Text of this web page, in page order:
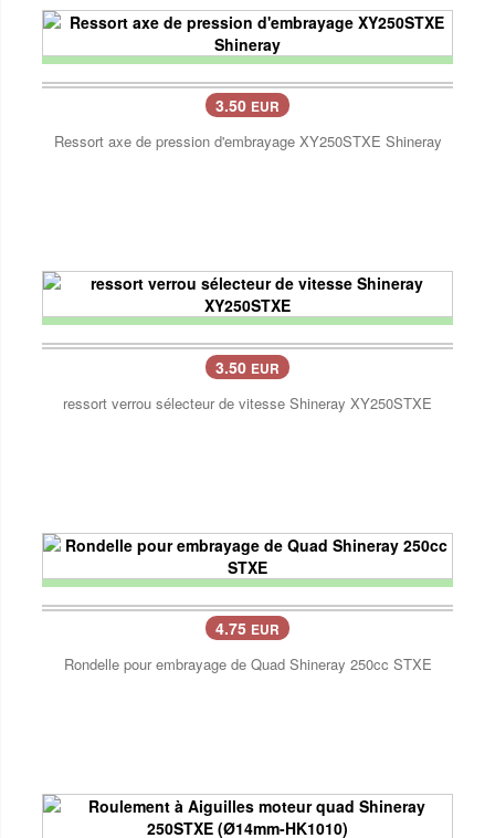
3.50 EUR
Ressort axe de pression d'embrayage XY250STXE Shineray
3.50 EUR
ressort verrou sélecteur de vitesse Shineray XY250STXE
4.75 EUR
Rondelle pour embrayage de Quad Shineray 250cc STXE